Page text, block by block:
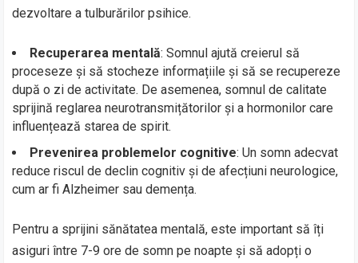
dezvoltare a tulburărilor psihice.
Recuperarea mentală: Somnul ajută creierul să
proceseze și să stocheze informațiile și să se recupereze
după o zi de activitate. De asemenea, somnul de calitate
sprijină reglarea neurotransmițătorilor și a hormonilor care
influențează starea de spirit.
Prevenirea problemelor cognitive: Un somn adecvat
reduce riscul de declin cognitiv și de afecțiuni neurologice,
cum ar fi Alzheimer sau demența.
Pentru a sprijini sănătatea mentală, este important să îți
asiguri între 7-9 ore de somn pe noapte și să adopți o